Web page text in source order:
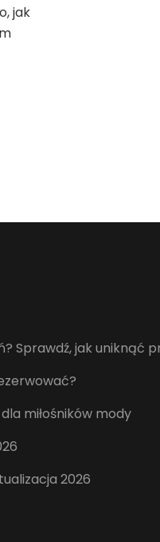
jak
Sprawdź, jak uniknąć
miłośników mody
2026